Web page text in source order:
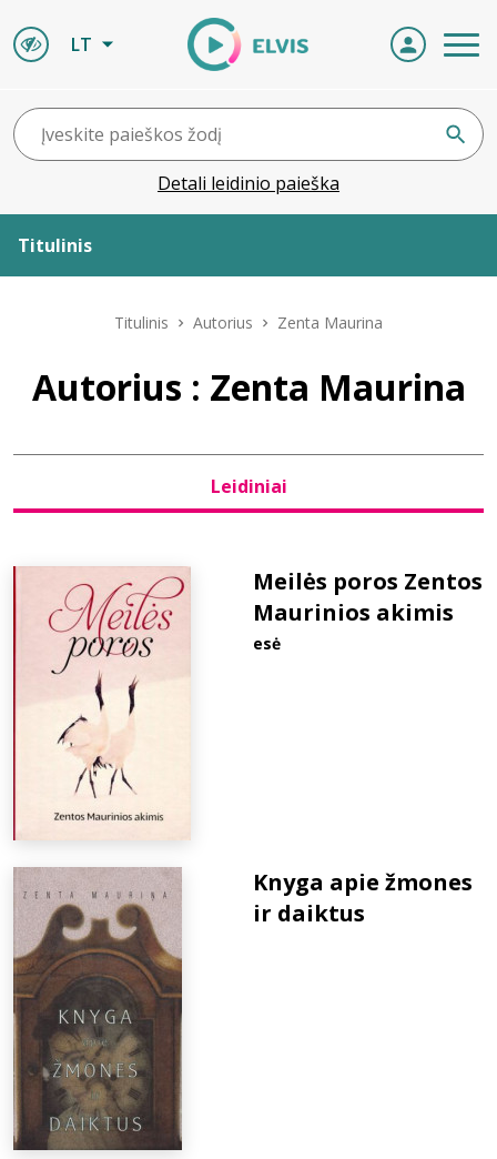
LT
Detali leidinio paieška
Titulinis
Leidiniai
D.U.K.
Titulinis Autorius Zenta Maurina
Autorius : Zenta Maurina
Leidiniai
Meilės poros Zentos
Maurinios akimis
esė
Knyga apie žmones
ir daiktus